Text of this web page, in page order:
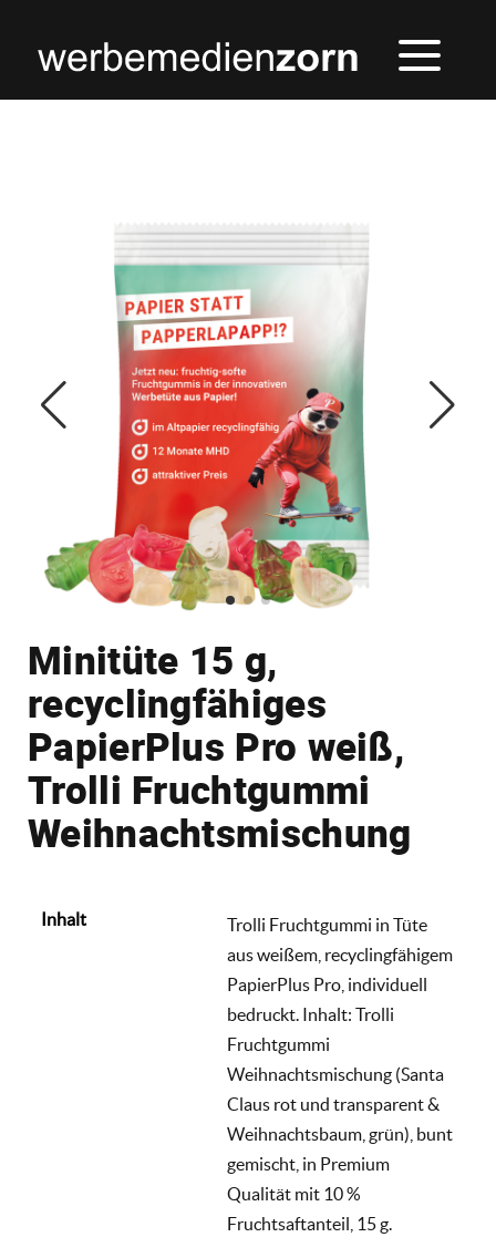
Minitüte 15 g,
recyclingfähiges
PapierPlus Pro weiß,
Trolli Fruchtgummi
Weihnachtsmischung
Inhalt
Trolli Fruchtgummi in Tüte
aus weißem, recyclingfähigem
PapierPlus Pro, individuell
bedruckt. Inhalt: Trolli
Fruchtgummi
Weihnachtsmischung (Santa
Claus rot und transparent &
Weihnachtsbaum, grün), bunt
gemischt, in Premium
Qualität mit 10 %
Fruchtsaftanteil, 15 g.